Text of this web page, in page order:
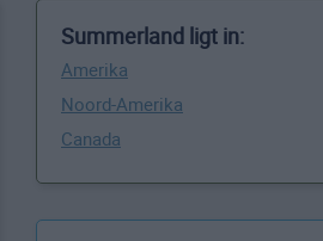
Summerland ligt in:
Amerika
Noord-Amerika
Canada